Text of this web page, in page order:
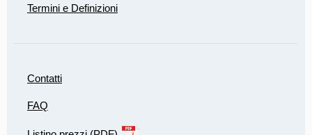
Termini e Definizioni
Contatti
FAQ